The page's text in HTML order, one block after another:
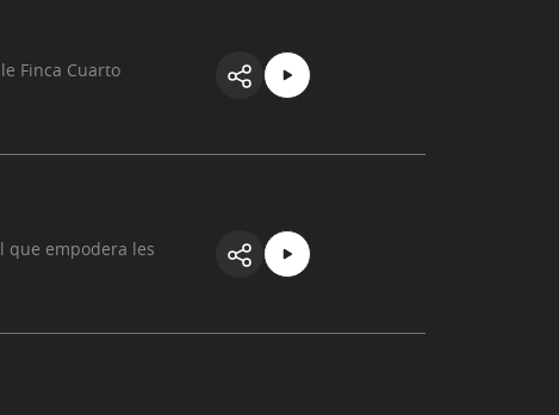
Finca Cuarto
que empodera les